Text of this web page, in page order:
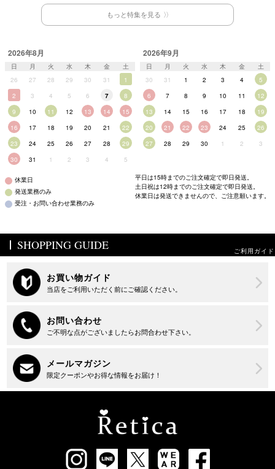
もっと特集を見る
2026年8月
日 月 火 水 木 金
土
26
27 28 29 30 31
1
2
3 4 5 6 7
8
9
10 11 12 13 14
15
16
17 18 19 20 21
22
23
24 25 26 27 28
29
30
31 1 2 3 4 5
2026年9月
日 月 火 水 木 金
土
30
31 1 2 3 4
5
6
7 8 9 10 11
12
13
14 15 16 17 18
19
20
21 22 23 24 25
26
27
28 29 30 1 2 3
休業日
発送業務のみ
受注・お問い合わせ業務のみ
平日は15時までのご注文確定で即日発送。
土日祝は12時までのご注文確定で即日発送。
休業日は発送できませんので、ご注意願います。
SHOPPING GUIDE ご利用ガイド